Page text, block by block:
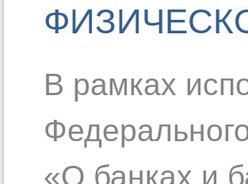
В рамках
«О банках и